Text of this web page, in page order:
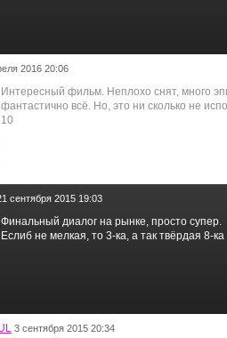
2016 20:06
Интересный фильм. Неплохо снят, много
фантастично всё. Но, это ни сколько не
10
сентября 2015 19:03
Финальный диалог на рынке, просто супер.
Еслиб не мелкая, то 3-ка, а так твёрдая 8-ка
3 сентября 2015 20:34